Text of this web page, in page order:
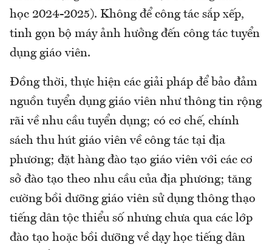
học 2024-2025). Không để công tác sắp xếp,
tinh gọn bộ máy ảnh hưởng đến công tác tuyển
dụng giáo viên.
Đồng thời, thực hiện các giải pháp để bảo đảm
nguồn tuyển dụng giáo viên như thông tin rộng
rãi về nhu cầu tuyển dụng; có cơ chế, chính
sách thu hút giáo viên về công tác tại địa
phương; đặt hàng đào tạo giáo viên với các cơ
sở đào tạo theo nhu cầu của địa phương; tăng
cường bồi dưỡng giáo viên sử dụng thông thạo
tiếng dân tộc thiểu số nhưng chưa qua các lớp
đào tạo hoặc bồi dưỡng về dạy học tiếng dân